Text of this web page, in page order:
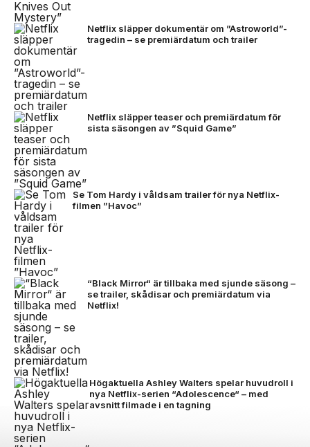
Netflix släpper dokumentär om ”Astroworld”-
tragedin – se premiärdatum och trailer
Netflix släpper teaser och premiärdatum för
sista säsongen av ”Squid Game”
Se Tom Hardy i våldsam trailer för nya Netflix-
filmen ”Havoc”
“Black Mirror“ är tillbaka med sjunde säsong –
se trailer, skådisar och premiärdatum via
Netflix!
Högaktuella Ashley Walters spelar huvudroll i
nya Netflix-serien “Adolescence“ – med
avsnitt filmade i en tagning